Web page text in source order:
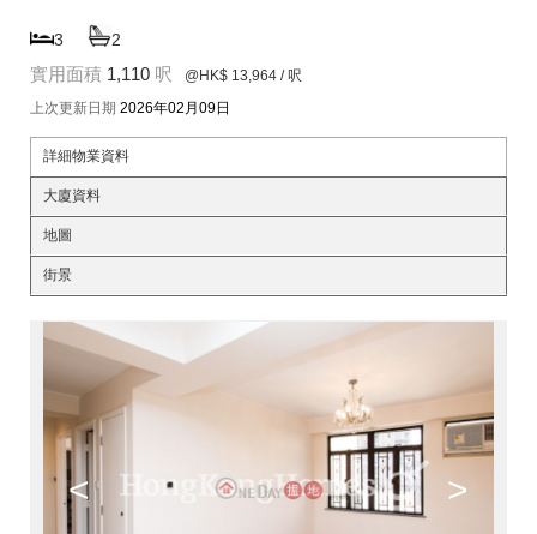
3 2
實用面積 1,110 呎 @HK$ 13,964 / 呎
上次更新日期 2026年02月09日
詳細物業資料
大廈資料
地圖
街景
< >